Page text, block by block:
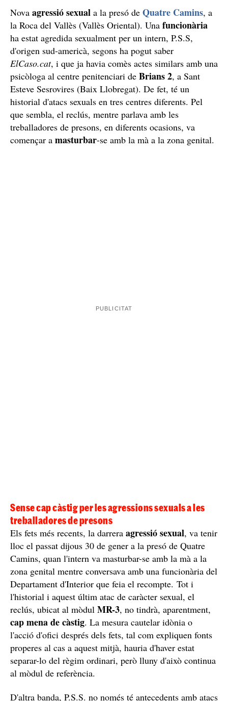
Nova agressió sexual a la presó de Quatre Camins, a
la Roca del Vallès (Vallès Oriental). Una funcionària
ha estat agredida sexualment per un intern, P.S.S,
d'origen sud-americà, segons ha pogut saber
ElCaso.cat, i que ja havia comès actes similars amb una
psicòloga al centre penitenciari de Brians 2, a Sant
Esteve Sesrovires (Baix Llobregat). De fet, té un
historial d'atacs sexuals en tres centres diferents. Pel
que sembla, el reclús, mentre parlava amb les
treballadores de presons, en diferents ocasions, va
començar a masturbar-se amb la mà a la zona genital.
Sense cap càstig per les agressions sexuals a les
treballadores de presons
Els fets més recents, la darrera agressió sexual, va tenir
lloc el passat dijous 30 de gener a la presó de Quatre
Camins, quan l'intern va masturbar-se amb la mà a la
zona genital mentre conversava amb una funcionària del
Departament d'Interior que feia el recompte. Tot i
l'historial i aquest últim atac de caràcter sexual, el
reclús, ubicat al mòdul MR-3, no tindrà, aparentment,
cap mena de càstig. La mesura cautelar idònia o
l'acció d'ofici després dels fets, tal com expliquen fonts
properes al cas a aquest mitjà, hauria d'haver estat
separar-lo del règim ordinari, però lluny d'això continua
al mòdul de referència.